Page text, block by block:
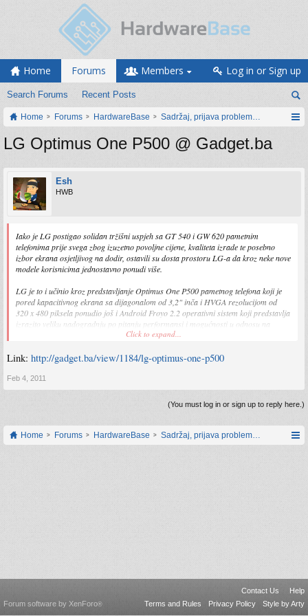
Home Forums
Search Forums Recent Posts
Members Log in or Sign up
Home Forums HardwareBase Sadržaj, prijava problema i prijedlozi
LG Optimus One P500 @ Gadget.ba
Esh
HWB
Iako je LG postigao solidan tržišni uspjeh sa GT 540 i GW 620 pametnim
telefonima prije svega zbog izuzetno povoljne cijene, kvaliteta izrade te posebno
izbor ekrana osjetljivog na dodir, ostavili su dosta prostoru LG-a da kroz neke nove
modele korisnicima jednostavno ponudi više.
LG je to i učinio kroz predstavljanje Optimus One P500 pametnog telefona koji je
pored kapacitivnog ekrana sa dijagonalom od 3,2" inča i HVGA rezolucijom od
320 x 480 piksela ponudio još i Android Froyo 2.2 operativni sistem koji predstavlja
izrazito veliku nadogradnju po pitanju performansi i mogućnosti u odnosu na
Android 1.5 koji se u početku isporučivao na ranije spomenutim modelima.
Click to expand...
Link: http://gadget.ba/view/1184/lg-optimus-one-p500
Feb 4, 2011
(You must log in or sign up to reply here.)
Home Forums HardwareBase Sadržaj, prijava problema i prijedlozi
Contact Us
Help
Terms and Rules
Privacy Policy Style by Arty
Forum software by XenForo®